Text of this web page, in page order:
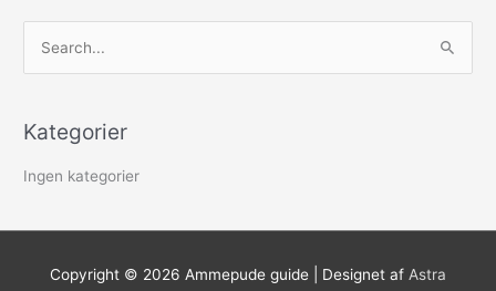
e
f
e
Kategorier
Ingen kategorier
Copyright © 2026 Ammepude guide | Designet af Astra